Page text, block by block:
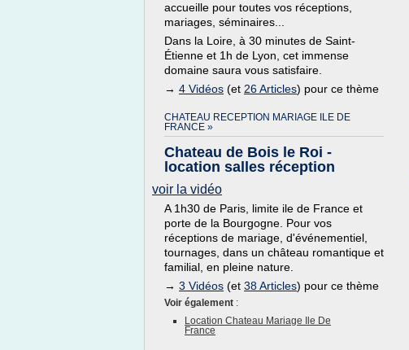
accueille pour toutes vos réceptions,
mariages, séminaires...
Dans la Loire, à 30 minutes de Saint-
Étienne et 1h de Lyon, cet immense
domaine saura vous satisfaire.
→ 4 Vidéos (et 26 Articles) pour ce thème
CHATEAU RECEPTION MARIAGE ILE DE
FRANCE »
Chateau de Bois le Roi -
location salles réception
voir la vidéo
A 1h30 de Paris, limite ile de France et
porte de la Bourgogne. Pour vos
réceptions de mariage, d'événementiel,
tournages, dans un château romantique et
familial, en pleine nature.
→ 3 Vidéos (et 38 Articles) pour ce thème
Voir également :
Location Chateau Mariage Ile De
France